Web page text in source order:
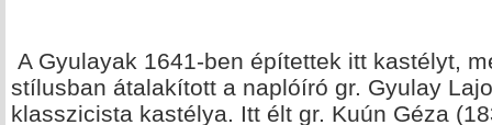
A Gyulayak 1641-ben építettek itt kastélyt,
stílusban átalakított a naplóíró gr. Gyulay
klasszicista kastélya. Itt élt gr. Kuún Géza